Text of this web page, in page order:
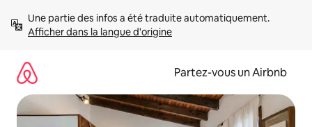
directement
Afficher dans la langue d'origine
Partez-vous un Airbnb